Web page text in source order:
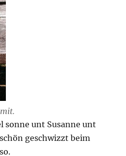
sonne unt Susanne unt
geschwizzt beim